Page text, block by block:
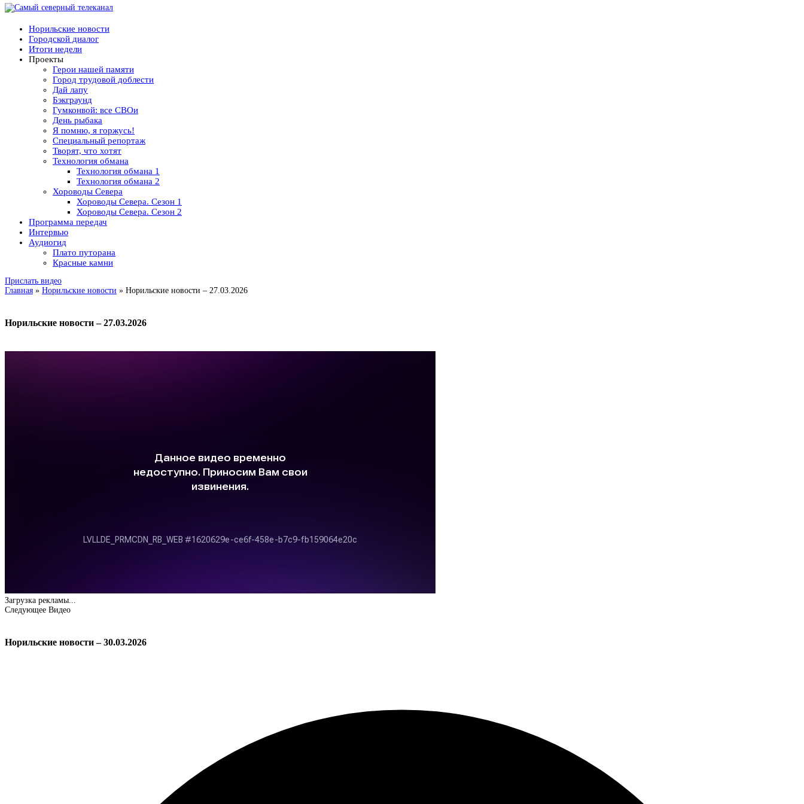
Норильские новости
Городской диалог
Итоги недели
Проекты
Герои нашей памяти
Город трудовой доблести
Дай лапу
Бэкграунд
Гумконвой: все СВОи
День рыбака
Я помню, я горжусь!
Специальный репортаж
Творят, что хотят
Технология обмана
Технология обмана 1
Технология обмана 2
Хороводы Севера
Хороводы Севера. Сезон 1
Хороводы Севера. Сезон 2
Программа передач
Интервью
Аудиогид
Плато путорана
Красные камни
Прислать видео
Главная » Норильские новости » Норильские новости – 27.03.2026
Норильские новости – 27.03.2026
Загрузка рекламы...
Следующее Видео
Норильские новости – 30.03.2026